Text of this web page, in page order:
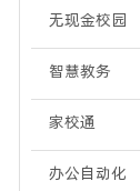
无现金校园
智慧教务
家校通
办公自动化